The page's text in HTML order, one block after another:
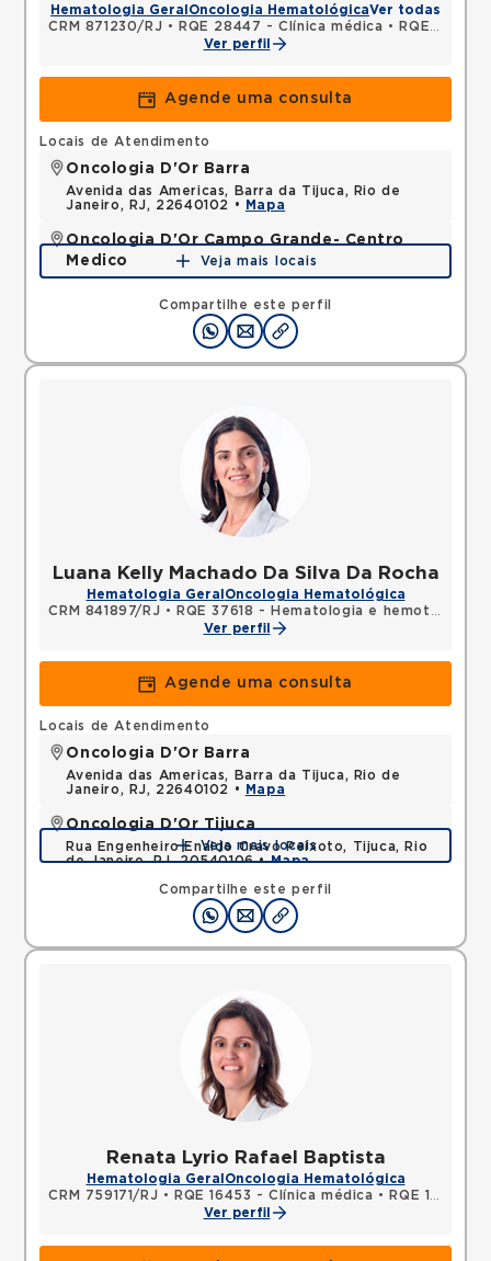
Hematologia Geral Oncologia HematológicaVer todas
CRM 871230/RJ • RQE 28447 - Clínica médica •
RQE 28448 - Hematologia e hemoterapia
Ver perfil
Agende uma consulta
Compartilhe este perfil
Locais de Atendimento
Oncologia D'Or Barra
Avenida das Americas, Barra da Tijuca, Rio de
Janeiro, RJ, 22640102 •
Mapa
Oncologia D'Or Campo Grande- Centro
Medico
Rua Agostinho Coelho, Campo Grande, Rio de
Janeiro, RJ, 23050310 •
Mapa
Veja mais locais
Luana Kelly Machado Da Silva Da Rocha
Hematologia Geral Oncologia Hematológica
CRM 841897/RJ •
RQE 37618 - Hematologia e hemoterapia
Ver perfil
Agende uma consulta
Compartilhe este perfil
Locais de Atendimento
Oncologia D'Or Barra
Avenida das Americas, Barra da Tijuca, Rio de
Janeiro, RJ, 22640102 •
Mapa
Oncologia D'Or Tijuca
Rua Engenheiro Enaldo Cravo Peixoto, Tijuca, Rio
de Janeiro, RJ, 20540106 •Mapa
Veja mais locais
Renata Lyrio Rafael Baptista
Hematologia Geral Oncologia Hematológica
CRM 759171/RJ • RQE 16453 - Clínica médica •
RQE 16454 - Hematologia e hemoterapia
Ver perfil